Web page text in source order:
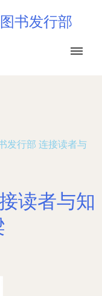
书发行部
发行部 连接读者与
读者与知